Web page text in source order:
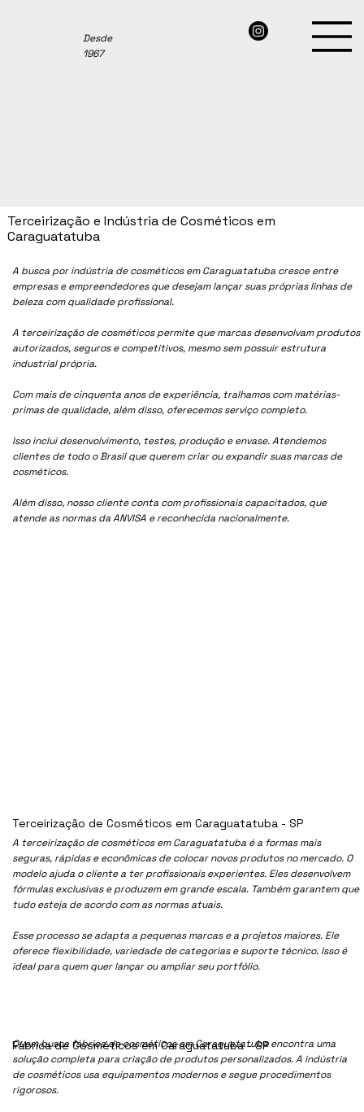
Desde
1967
A busca por indústria de cosméticos emCaraguatatuba cresce entre
empresas e empreendedores que desejam lançar suas próprias linhas de
beleza com qualidade profissional.
A terceirização de cosméticos permite que marcas desenvolvam produtos
autorizados, seguros e competitivos, mesmo sem possuir estrutura
industrial própria.
Com mais de cinquenta anos de experiência, tralhamos com matérias-
primas de qualidade, além disso, oferecemos serviço completo.
Isso inclui desenvolvimento, testes, produção e envase. Atendemos
clientes de todo o Brasil que querem criar ou expandir suas marcas de
cosméticos.
Além disso, nosso cliente conta com profissionais capacitados, que
atende as normas da ANVISA e reconhecida nacionalmente.
A terceirização de cosméticos em Caraguatatuba é a formas mais
seguras, rápidas e econômicas de colocar novos produtos no mercado. O
modelo ajuda o cliente a ter profissionais experientes. Eles desenvolvem
fórmulas exclusivas e produzem em grande escala. Também garantem que
tudo esteja de acordo com as normas atuais.
Esse processo se adapta a pequenas marcas e a projetos maiores. Ele
oferece flexibilidade, variedade de categorias e suporte técnico. Isso é
ideal para quem quer lançar ou ampliar seu portfólio.
Quem busca fábrica de cosméticos em Caraguatatuba encontra uma
solução completa para criação de produtos personalizados. A indústria
de cosméticos usa equipamentos modernos e segue procedimentos
rigorosos.
Terceirização e Indústria de Cosméticos em
Caraguatatuba
Fábrica de Cosméticos em Caraguatatuba - SP
Terceirização de Cosméticos em Caraguatatuba - SP